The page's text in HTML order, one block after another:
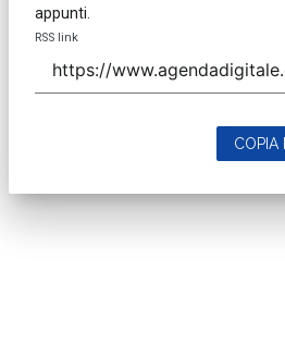
appunti.
RSS link
COPIA